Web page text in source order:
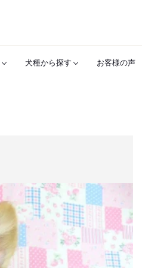
犬種から探す お客様の声